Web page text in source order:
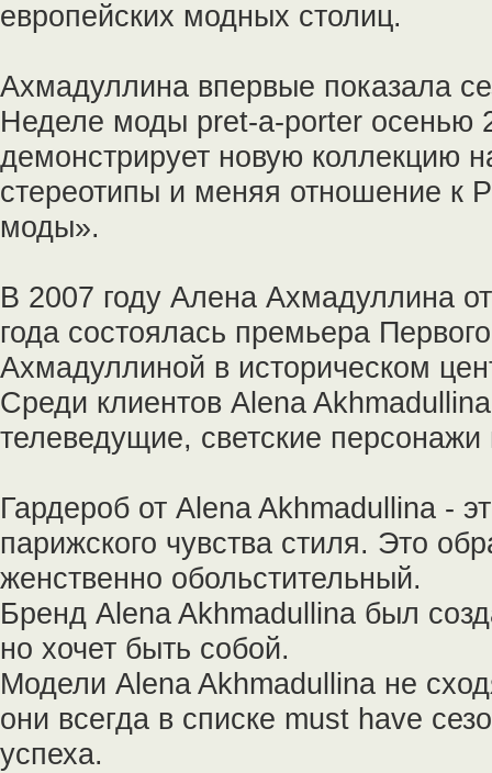
европейских модных столиц.
Ахмадуллина впервые показала
Неделе моды pret-a-porter осенью
демонстрирует новую коллекцию
стереотипы и меняя отношение к
моды».
В 2007 году Алена Ахмадуллина
года состоялась премьера
Ахмадуллиной в историческом
Среди клиентов Alena
телеведущие, светские
Гардероб от Alena Akhmadullina -
парижского чувства стиля. Это
женственно обольстительный.
Бренд Alena Akhmadullina был
но хочет быть собой.
Модели Alena Akhmadullina не
они всегда в списке must have
успеха.